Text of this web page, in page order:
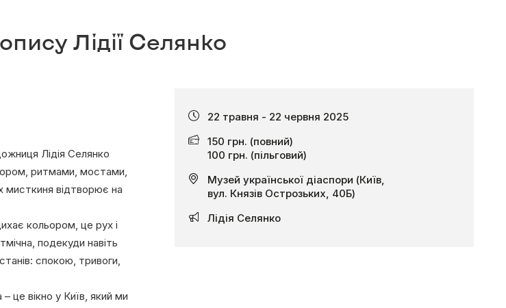
Лідії Селянко
Лідія Селянко
ритмами, мостами,
мисткиня відтворює на
кольором, це рух і
подекуди навіть
спокою, тривоги,
це вікно у Київ, який ми
22 травня - 22 червня 2025
150 грн. (повний)
100 грн. (пільговий)
Музей української діаспори (Київ,
вул. Князів Острозьких, 40Б)
Лідія Селянко